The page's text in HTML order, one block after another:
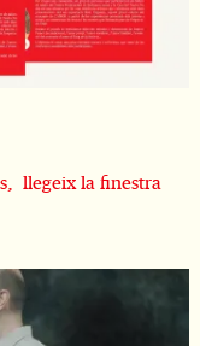
llegeix la finestra